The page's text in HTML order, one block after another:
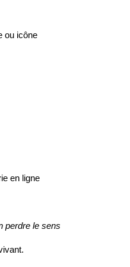
ou icône
en ligne
perdre le sens